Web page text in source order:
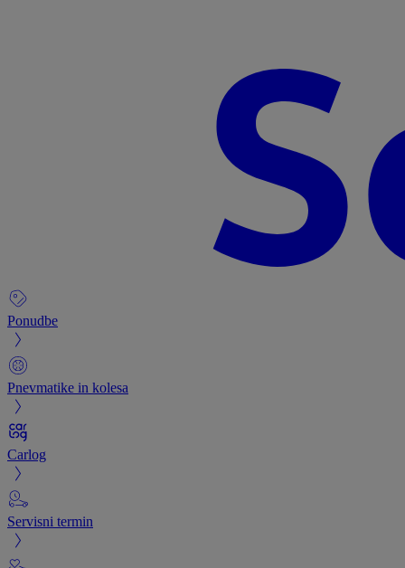
Ponudbe
Pnevmatike in kolesa
Carlog
Servisni termin